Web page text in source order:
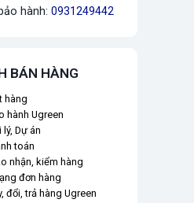
hành: 0931249442
BÁN HÀNG
hàng
hành Ugreen
Dự án
toán
nhận, kiểm hàng
đơn hàng
đổi, trả hàng Ugreen